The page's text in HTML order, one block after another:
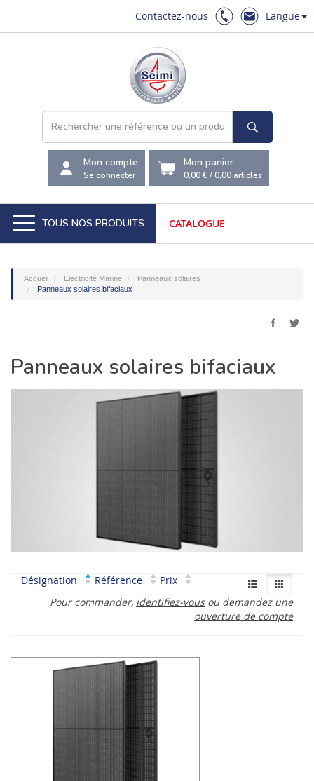
Contactez-nous Langue
Mon compte
Se connecter
Mon panier
0,00 €/0,00 articles
TOUS NOS PRODUITS CATALOGUE
Accueil Electricité Marine
Panneaux solaires
Panneaux solaires bifaciaux
Panneaux solaires bifaciaux
Désignation Référence
Prix
Pour commander, identifiez-vousou demandez une
ouverture de compte